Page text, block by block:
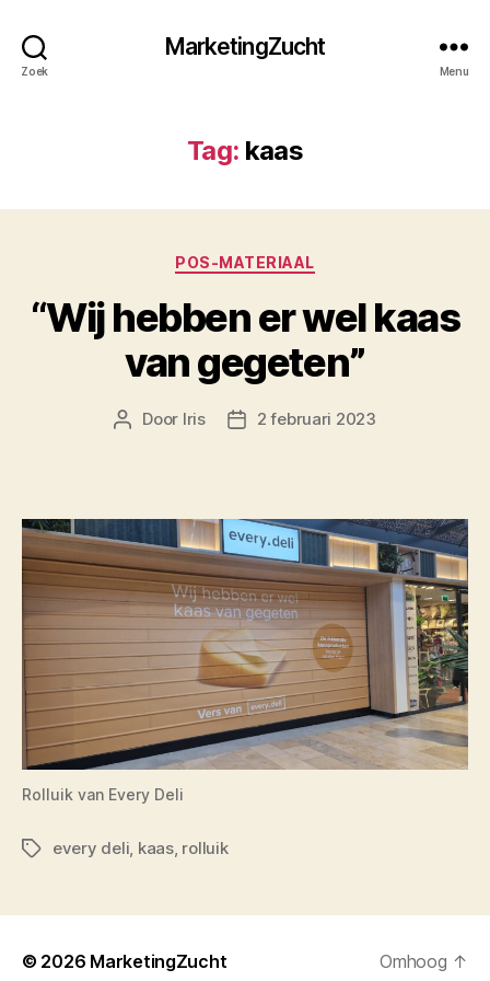
Zoek
MarketingZucht
Menu
Tag: kaas
Categorieën
POS-MATERIAAL
“Wij hebben er wel kaas
van gegeten”
Berichtauteur
Door Iris Berichtdatum
2 februari 2023
Rolluik van Every Deli
Tagsevery deli, kaas, rolluik
© 2026 MarketingZucht Omhoog ↑